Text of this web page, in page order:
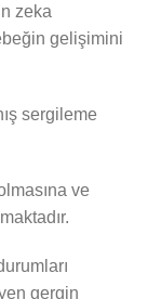
zeka
gelişimini
sergileme
ve
gergin